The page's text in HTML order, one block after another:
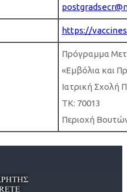
https://
Πρόγραμμα
«Εμβόλια και
Ιατρική Σχολή
ΤΚ: 70013
Περιοχή